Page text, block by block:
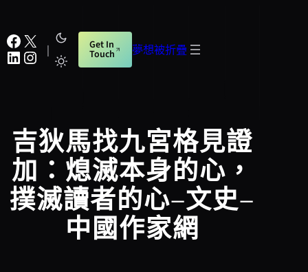
至
主
要
夢想被折疊
Facebook X
LinkedIn Instagram | Get In
Touch
吉狄馬找九宮格見證
加：熄滅本身的心，
撲滅讀者的心–文史–
中國作家網